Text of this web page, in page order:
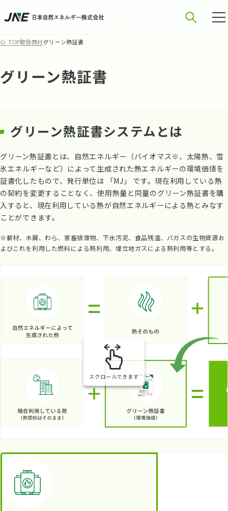
TOP取扱商材グリーン熱証書
グリーン熱証書
グリーン熱証書システムとは
グリーン熱証書とは、自然エネルギー（バイオマス※、太陽熱、雪
氷エネルギーなど）によって生成された熱エネルギーの環境価値を
証書化したもので、発行単位は 「MJ」 です。現在利用している熱
の契約を変更することなく、使用熱量と同量のグリーン熱証書を購
入すると、現在利用している熱が自然エネルギーによる熱とみなす
ことができます。
※薪材、木屑、わら、家畜排泄物、下水汚泥、食品残渣、バガスの生物資源お
よびこれを利用した燃料による熱利用、埋立地ガスによる熱利用等とする。
スクロールできます